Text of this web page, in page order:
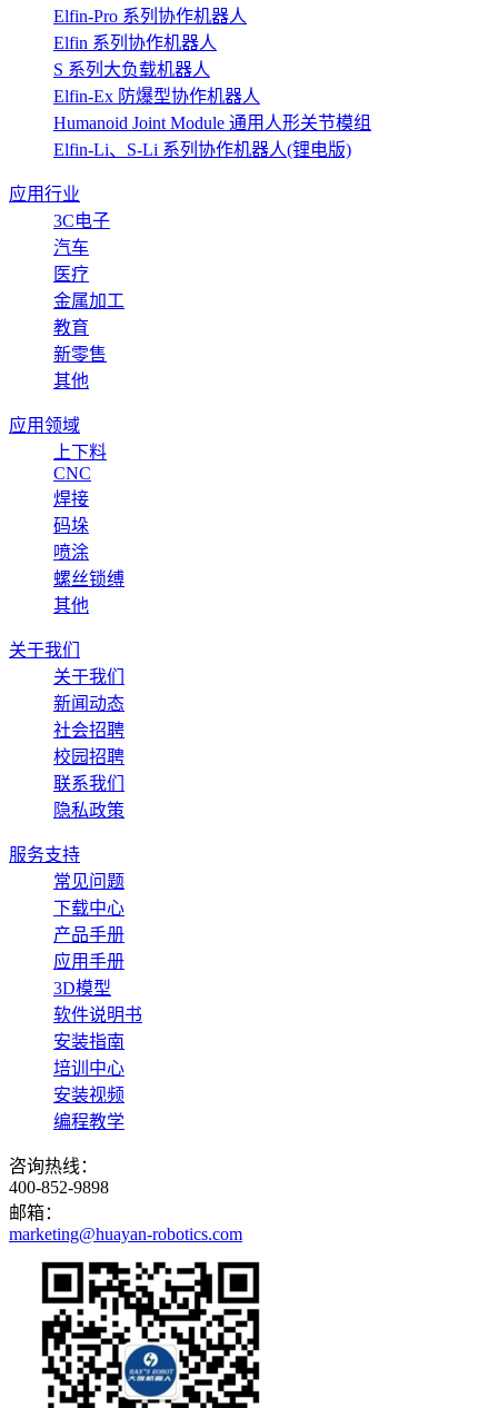
Elfin-Pro 系列协作机器人
Elfin 系列协作机器人
S 系列大负载机器人
Elfin-Ex 防爆型协作机器人
Humanoid Joint Module 通用人形关节模组
Elfin-Li、S-Li 系列协作机器人(锂电版)
应用行业
3C电子
汽车
医疗
金属加工
教育
新零售
其他
应用领域
上下料
CNC
焊接
码垛
喷涂
螺丝锁缚
其他
关于我们
关于我们
新闻动态
社会招聘
校园招聘
联系我们
隐私政策
服务支持
常见问题
下载中心
产品手册
应用手册
3D模型
软件说明书
安装指南
培训中心
安装视频
编程教学
咨询热线：
400-852-9898
邮箱：
marketing@huayan-robotics.com